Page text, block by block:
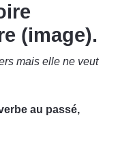
(image).
mais elle ne veut
au passé,